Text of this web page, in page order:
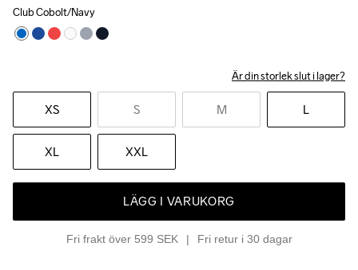
Club Cobolt/Navy
Är din storlek slut i lager?
XS S M L
XL XXL
LÄGG I VARUKORG
Fri frakt över 599 SEK Fri retur i 30 dagar